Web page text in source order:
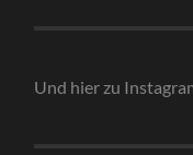
Und hier zu